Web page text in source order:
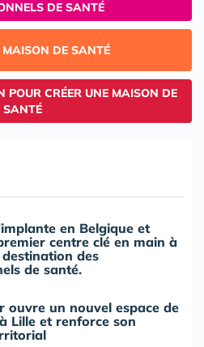
DE SANTÉ
MAISON DE SANTÉ
POUR CRÉER UNE MAISON DE
SANTÉ
en Belgique et
centre clé en main à
des
de santé.
ouvre un nouvel espace de
Lille et renforce son